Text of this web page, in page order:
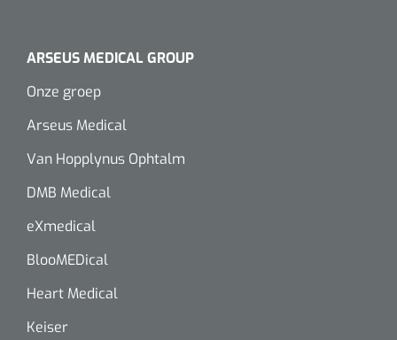
ARSEUS MEDICAL GROUP
Onze groep
Arseus Medical
Van Hopplynus Ophtalm
DMB Medical
eXmedical
BlooMEDical
Heart Medical
Keiser